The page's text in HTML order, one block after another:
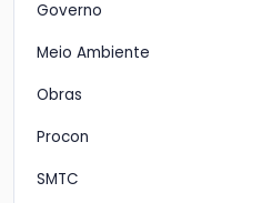
Governo
Meio Ambiente
Obras
Procon
SMTC